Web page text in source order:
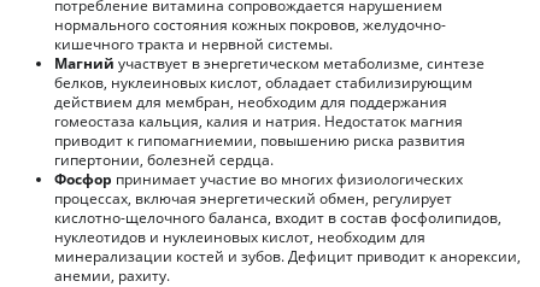
потребление витамина сопровождается нарушением
нормального состояния кожных покровов, желудочно-
кишечного тракта и нервной системы.
Магний участвует в энергетическом метаболизме, синтезе
белков, нуклеиновых кислот, обладает стабилизирующим
действием для мембран, необходим для поддержания
гомеостаза кальция, калия и натрия. Недостаток магния
приводит к гипомагниемии, повышению риска развития
гипертонии, болезней сердца.
Фосфор принимает участие во многих физиологических
процессах, включая энергетический обмен, регулирует
кислотно-щелочного баланса, входит в состав фосфолипидов,
нуклеотидов и нуклеиновых кислот, необходим для
минерализации костей и зубов. Дефицит приводит к анорексии,
анемии, рахиту.